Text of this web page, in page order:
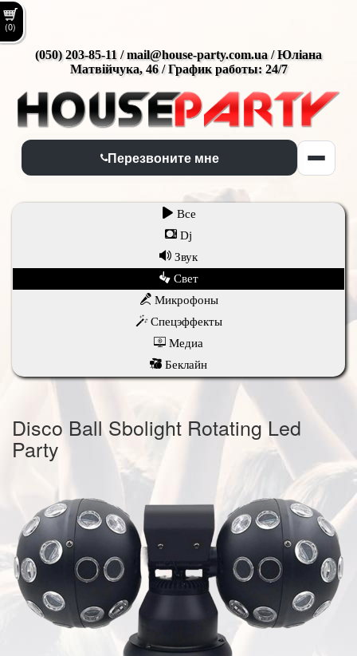
(0)
(050) 203-85-11 / mail@house-party.com.ua / Юліана
Матвійчука, 46 / График работы: 24/7
Перезвоните мне
Все
Dj
Звук
Свет
Микрофоны
Спецэффекты
Медиа
Беклайн
Disco Ball Sbolight Rotating Led
Party